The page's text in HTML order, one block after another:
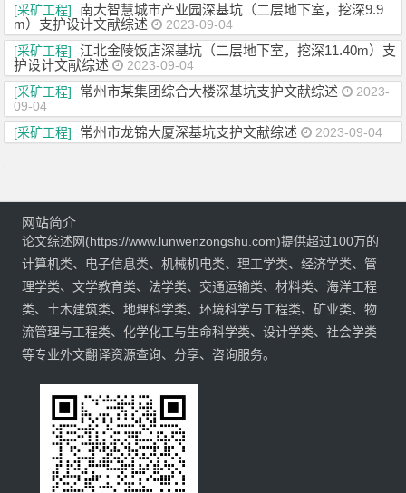
[采矿工程]
南大智慧城市产业园深基坑（二层地下室，挖深9.9
m）支护设计文献综述
2023-09-04
[采矿工程]
江北金陵饭店深基坑（二层地下室，挖深11.40m）支
护设计文献综述
2023-09-04
[采矿工程]
常州市某集团综合大楼深基坑支护文献综述
2023-
09-04
[采矿工程]
常州市龙锦大厦深基坑支护文献综述 2023-09-04
网站简介
论文综述网(https://www.lunwenzongshu.com)提供超过100万的
计算机类、电子信息类、机械机电类、理工学类、经济学类、管
理学类、文学教育类、法学类、交通运输类、材料类、海洋工程
类、土木建筑类、地理科学类、环境科学与工程类、矿业类、物
流管理与工程类、化学化工与生命科学类、设计学类、社会学类
等专业外文翻译资源查询、分享、咨询服务。